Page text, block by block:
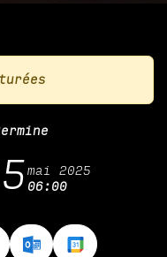
mai 2025
06:00